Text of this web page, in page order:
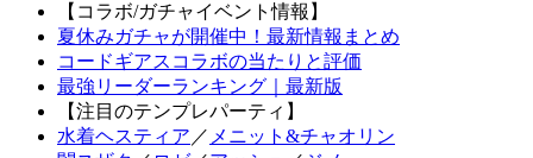
【コラボ/ガチャイベント情報】
夏休みガチャが開催中！最新情報まとめ
コードギアスコラボの当たりと評価
最強リーダーランキング｜最新版
【注目のテンプレパーティ】
水着ヘスティア ／ メニット&チャオリン